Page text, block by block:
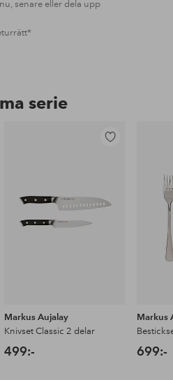
senare eller dela upp
serie
Markus Aujalay
Knivset Classic 2 delar
499:-
Markus
699:-